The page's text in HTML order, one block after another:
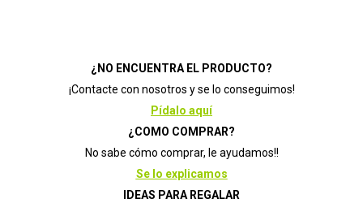
¿NO ENCUENTRA EL PRODUCTO?
¡Contacte con nosotros y se lo conseguimos!
Pídalo aquí
¿COMO COMPRAR?
No sabe cómo comprar, le ayudamos!!
Se lo explicamos
IDEAS PARA REGALAR